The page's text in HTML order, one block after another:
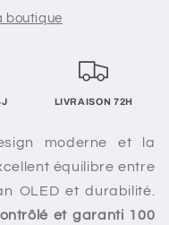
boutique
LIVRAISON 72H
moderne et la
équilibre entre
OLED et durabilité.
et garanti 100